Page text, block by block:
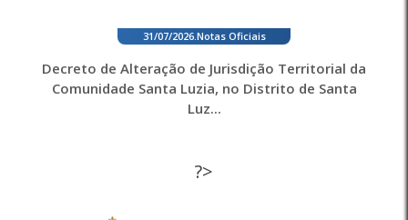
31/07/2026. Notas Oficiais
Decreto de Alteração de Jurisdição Territorial da
Comunidade Santa Luzia, no Distrito de Santa
Luz...
?>